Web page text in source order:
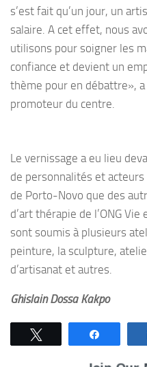
s’est fait qu’un jour, un
salaire. A cet effet, nous
utilisons pour soigner les
confiance et devient un
thème pour en débattre»,
promoteur du centre.
Le vernissage a eu lieu
de personnalités et
de Porto-Novo que des
d’art thérapie de l’ONG
sont soumis à plusieurs
peinture, la sculpture,
d’artisanat et autres.
Ghislain Dossa Kakpo